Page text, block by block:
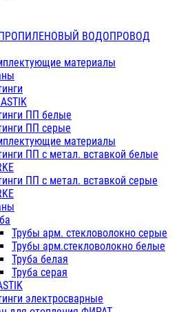
ВОДОПРОВОД
материалы
ПП белые
ПП серые
материалы
ПП с метал. вставкой белые
ПП с метал. вставкой серые
Трубы арм. стекловолокно серые
Трубы арм.стекловолокно белые
Труба белая
Труба серая
электросварные